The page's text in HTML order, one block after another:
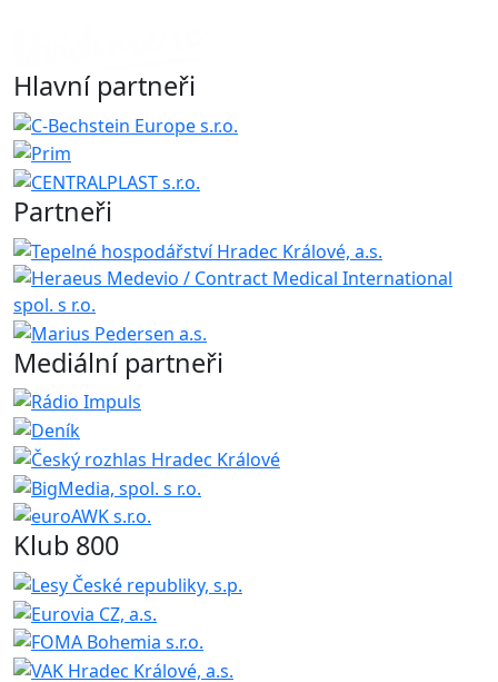
Hlavní partneři
Partneři
Mediální partneři
Klub 800